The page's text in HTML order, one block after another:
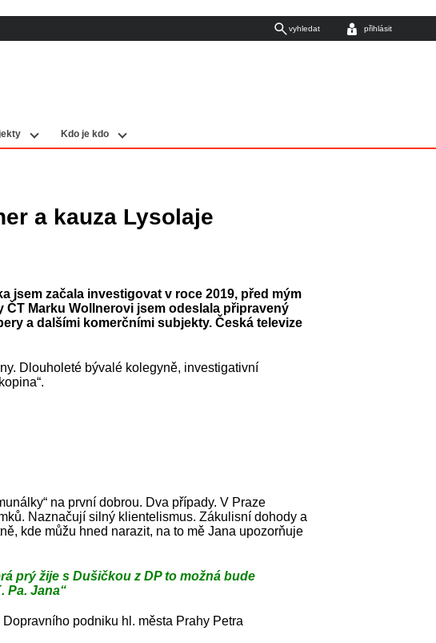
a kauza Lysolaje
jsem začala investigovat v roce 2019, před mým
Marku Wollnerovi jsem odeslala připravený
a dalšími komerčními subjekty. Česká televize
Dlouholeté bývalé kolegyně, investigativní
na první dobrou. Dva případy. V Praze
Naznačují silný klientelismus. Zákulisní dohody a
kde můžu hned narazit, na to mě Jana upozorňuje
prý žije s Dušičkou z DP to možná bude
Pa. Jana“
podniku hl. města Prahy Petra
Kdo je kdo
vyhledat přihlásit